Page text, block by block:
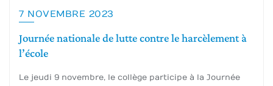
7 NOVEMBRE 2023
Journée nationale de lutte contre le harcèlement à
l’école
Le jeudi 9 novembre, le collège participe à la Journée